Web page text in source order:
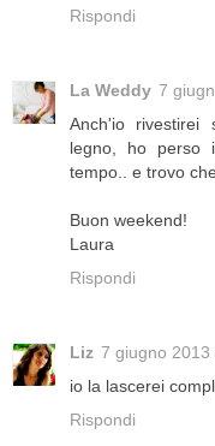
Rispondi
La Weddy 7
Anch'io rivestirei
legno, ho perso
tempo.. e trovo
Buon weekend!
Laura
Rispondi
Liz 7 giugno 2013
io la lascerei
Rispondi